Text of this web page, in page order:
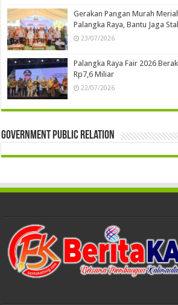
Gerakan Pangan Murah
Palangka Raya, Bantu Jaga
23/07/2026
Palangka Raya Fair 2026
Rp7,6 Miliar
22/07/2026
Government Public Relation